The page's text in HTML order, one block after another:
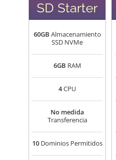
SD Starter
60GB Almacenamiento
SSD NVMe
6GB RAM
4CPU
No medida
Transferencia
10Dominios Permitidos